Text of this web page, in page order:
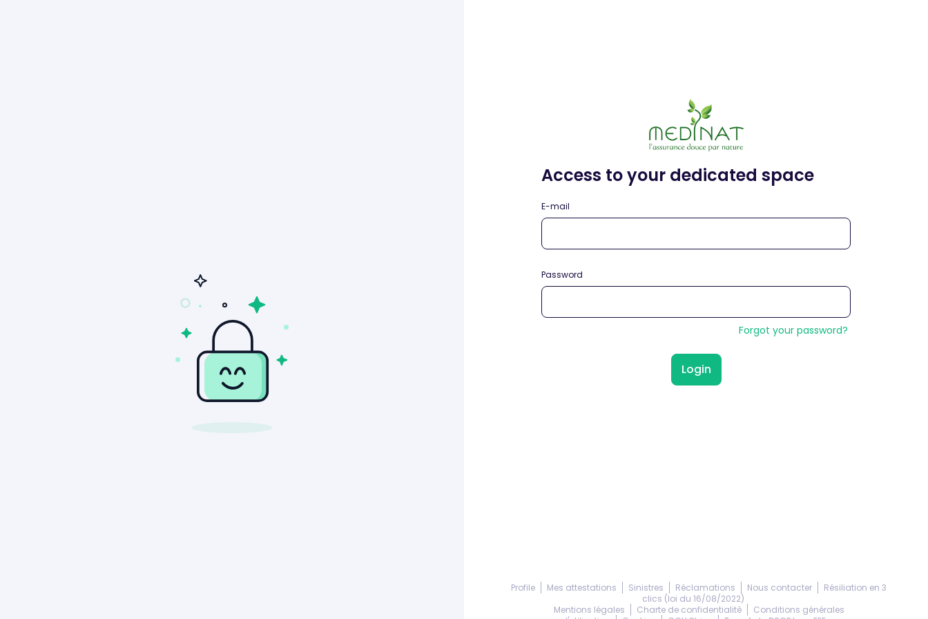
Access to your dedicated space
E-mail
Password
Forgot your password?
Login
Profile Mes attestations Sinistres Réclamations Nous contacter
Résiliation en 3
clics (loi du 16/08/2022)
Mentions légales
Charte de confidentialité
Conditions générales